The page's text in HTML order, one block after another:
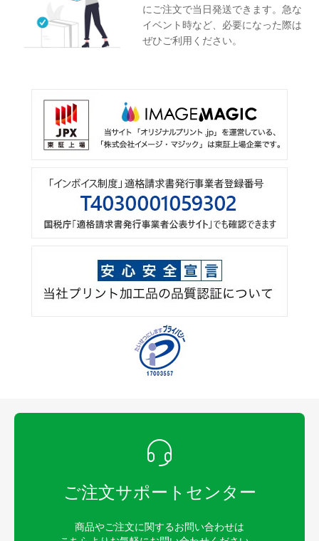
にご注文で当日発送できます。急な
イベント時など、必要になった際は
ぜひご利用ください。
ご注文サポートセンター
商品やご注文に関するお問い合わせは